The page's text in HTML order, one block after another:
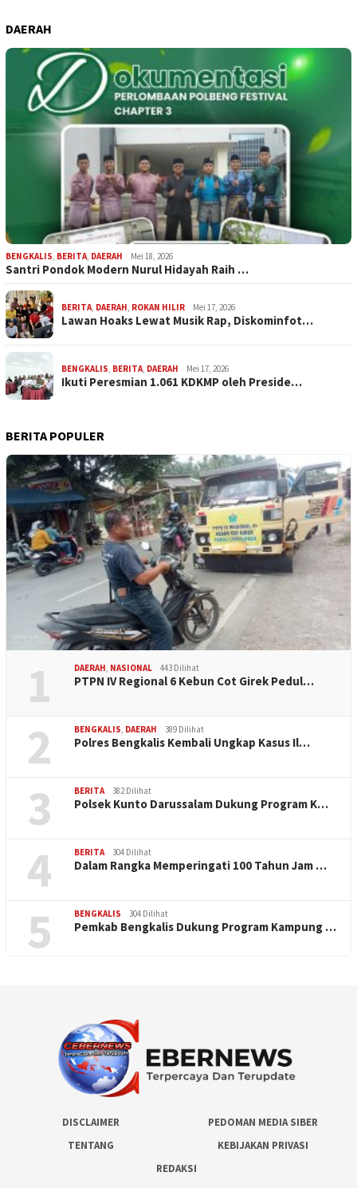
DAERAH
BENGKALIS, BERITA, DAERAH Mei 18, 2026
Santri Pondok Modern Nurul Hidayah Raih …
BERITA, DAERAH, ROKAN HILIR Mei 17, 2026
Lawan Hoaks Lewat Musik Rap, Diskominfot…
BENGKALIS, BERITA, DAERAH Mei 17, 2026
Ikuti Peresmian 1.061 KDKMP oleh Preside…
BERITA POPULER
1 DAERAH, NASIONAL 443 Dilihat
PTPN IV Regional 6 Kebun Cot Girek Pedul…
2 BENGKALIS, DAERAH 389 Dilihat
Polres Bengkalis Kembali Ungkap Kasus Il…
3 BERITA 382 Dilihat
Polsek Kunto Darussalam Dukung Program K…
4 BERITA 304 Dilihat
Dalam Rangka Memperingati 100 Tahun Jam …
5 BENGKALIS 304 Dilihat
Pemkab Bengkalis Dukung Program Kampung …
DISCLAIMER
PEDOMAN MEDIA SIBER
TENTANG
KEBIJAKAN PRIVASI
REDAKSI